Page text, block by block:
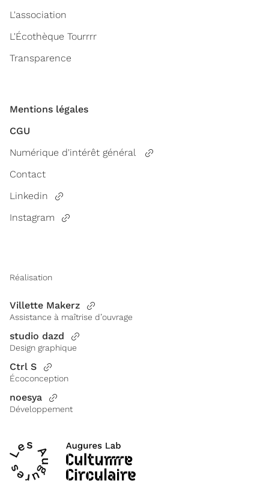
L'association
L'Écothèque Tourrrr
Transparence
Mentions légales
CGU
Numérique d'intérêt général
Contact
Linkedin
Instagram
Réalisation
Villette Makerz
Assistance à maîtrise d’ouvrage
studio dazd
Design graphique
Ctrl S
Écoconception
noesya
Développement